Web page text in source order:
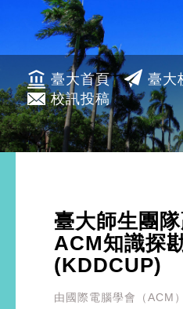
臺大首頁
臺大
校訊投稿
臺大師生團
ACM知識探
(KDDCUP)
由國際電腦學會（ACM